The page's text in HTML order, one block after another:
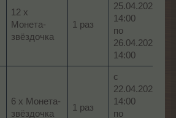
12 x
Монета-
звёздочка
1 раз
25.04.2026,
14:00
по
26.04.2026,
14:00
6 x Монета-
звёздочка
1 раз
с
22.04.2026,
14:00
по